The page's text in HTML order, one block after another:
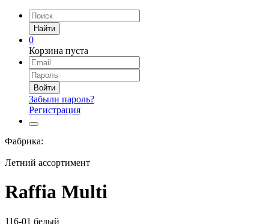
Найти
0
Корзина пуста
Войти
Забыли пароль?
Регистрация
Фабрика:
Летний ассортимент
Raffia Multi
116-01 белый